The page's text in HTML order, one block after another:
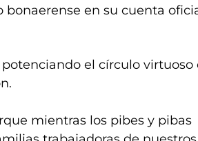
en su cuenta
el círculo virtuoso
mientras los pibes y pibas